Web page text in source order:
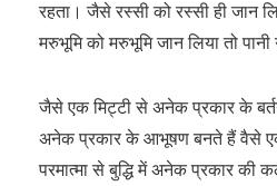
रहता। जैसे रस्सी को रस्सी ही जान
मरुभूमि को मरुभूमि जान लिया तो पानी
जैसे एक मिट्टी से अनेक प्रकार के
अनेक प्रकार के आभूषण बनते हैं वैसे एक
परमात्मा से बुद्धि में अनेक प्रकार की